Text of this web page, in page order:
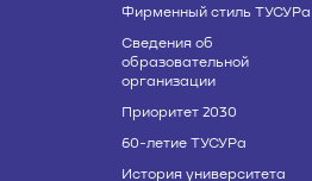
Фирменный стиль ТУСУРа
Сведения об
образовательной
организации
Приоритет 2030
60-летие ТУСУРа
История университета